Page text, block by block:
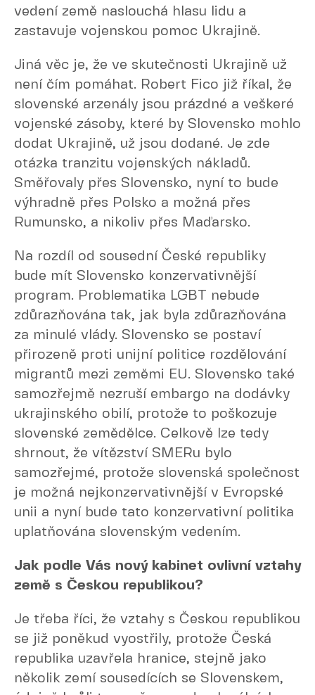
vedení země naslouchá hlasu lidu a
zastavuje vojenskou pomoc Ukrajině.
Jiná věc je, že ve skutečnosti Ukrajině už
není čím pomáhat. Robert Fico již říkal, že
slovenské arzenály jsou prázdné a veškeré
vojenské zásoby, které by Slovensko mohlo
dodat Ukrajině, už jsou dodané. Je zde
otázka tranzitu vojenských nákladů.
Směřovaly přes Slovensko, nyní to bude
výhradně přes Polsko a možná přes
Rumunsko, a nikoliv přes Maďarsko.
Na rozdíl od sousední České republiky
bude mít Slovensko konzervativnější
program. Problematika LGBT nebude
zdůrazňována tak, jak byla zdůrazňována
za minulé vlády. Slovensko se postaví
přirozeně proti unijní politice rozdělování
migrantů mezi zeměmi EU. Slovensko také
samozřejmě nezruší embargo na dodávky
ukrajinského obilí, protože to poškozuje
slovenské zemědělce. Celkově lze tedy
shrnout, že vítězství SMERu bylo
samozřejmé, protože slovenská společnost
je možná nejkonzervativnější v Evropské
unii a nyní bude tato konzervativní politika
uplatňována slovenským vedením.
Jak podle Vás nový kabinet ovlivní vztahy
země s Českou republikou?
Je třeba říci, že vztahy s Českou republikou
se již poněkud vyostřily, protože Česká
republika uzavřela hranice, stejně jako
několik zemí sousedících se Slovenskem,